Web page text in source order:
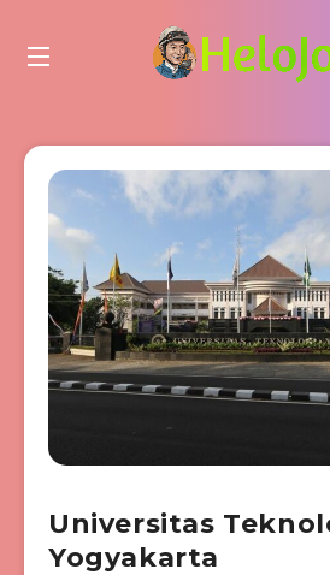
Universitas
Yogyakarta